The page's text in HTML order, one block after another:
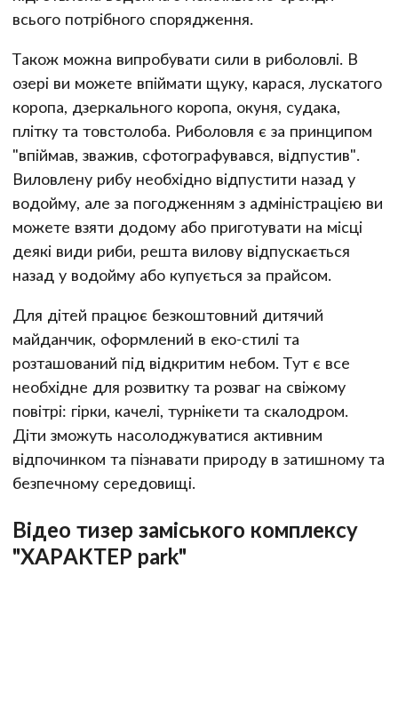
всього потрібного спорядження.
Також можна випробувати сили в риболовлі. В
озері ви можете впіймати щуку, карася, лускатого
коропа, дзеркального коропа, окуня, судака,
плітку та товстолоба. Риболовля є за принципом
"впіймав, зважив, сфотографувався, відпустив".
Виловлену рибу необхідно відпустити назад у
водойму, але за погодженням з адміністрацією ви
можете взяти додому або приготувати на місці
деякі види риби, решта вилову відпускається
назад у водойму або купується за прайсом.
Для дітей працює безкоштовний дитячий
майданчик, оформлений в еко-стилі та
розташований під відкритим небом. Тут є все
необхідне для розвитку та розваг на свіжому
повітрі: гірки, качелі, турнікети та скалодром.
Діти зможуть насолоджуватися активним
відпочинком та пізнавати природу в затишному та
безпечному середовищі.
Відео тизер заміського комплексу
"ХАРАКТЕР park"